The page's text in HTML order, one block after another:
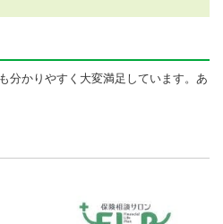
分かりやすく大変満足しています。あ